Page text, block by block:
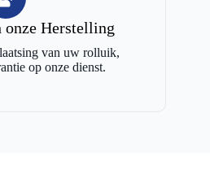
onze Herstelling
van uw rolluik,
op onze dienst.